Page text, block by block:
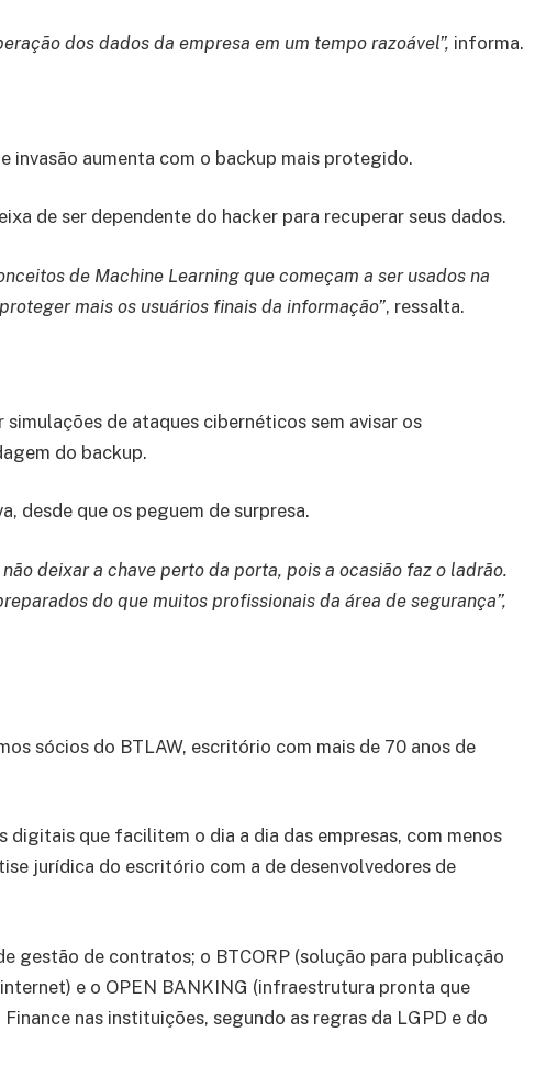
dos dados da empresa em um tempo razoável”, informa.
invasão aumenta com o backup mais protegido.
de ser dependente do hacker para recuperar seus dados.
de Machine Learning que começam a ser usados na
mais os usuários finais da informação”, ressalta.
de ataques cibernéticos sem avisar os
do backup.
desde que os peguem de surpresa.
deixar a chave perto da porta, pois a ocasião faz o ladrão.
do que muitos profissionais da área de segurança”,
sócios do BTLAW, escritório com mais de 70 anos de
que facilitem o dia a dia das empresas, com menos
jurídica do escritório com a de desenvolvedores de
gestão de contratos; o BTCORP (solução para publicação
e o OPEN BANKING (infraestrutura pronta que
nas instituições, segundo as regras da LGPD e do